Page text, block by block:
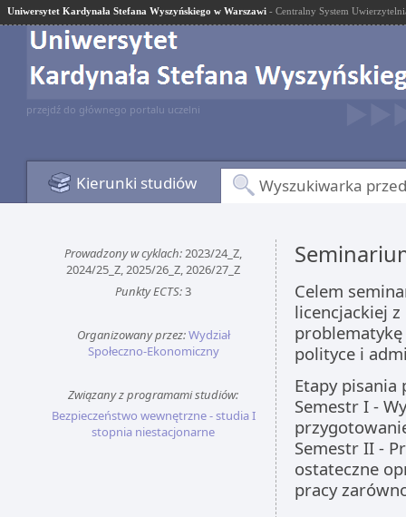
Uniwersytet Kardynała Stefana Wyszyńskiego w Warszawi - Centralny System
przejdź do głównego portalu uczelni
Kierunki studiów Wyszukiwarka
Prowadzony w cyklach:2023/24_Z,
2024/25_Z, 2025/26_Z, 2026/27_Z
Punkty ECTS:3
Organizowany przez:Wydział
Społeczno-Ekonomiczny
Związany z programami studiów:
Bezpieczeństwo wewnętrzne - studia I
stopnia niestacjonarne
Celem
licencjackiej
polityce i
Etapy pisania
Semestr I -
Semestr II -
ostateczne
pracy